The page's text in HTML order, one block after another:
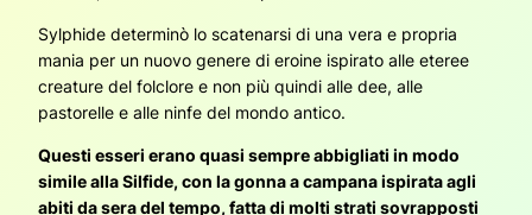
Sylphide determinò lo scatenarsi di una vera e propria
mania per un nuovo genere di eroine ispirato alle eteree
creature del folclore e non più quindi alle dee, alle
pastorelle e alle ninfe del mondo antico.
Questi esseri erano quasi sempre abbigliati in modo
simile alla Silfide, con la gonna a campana ispirata agli
abiti da sera del tempo, fatta di molti strati sovrapposti